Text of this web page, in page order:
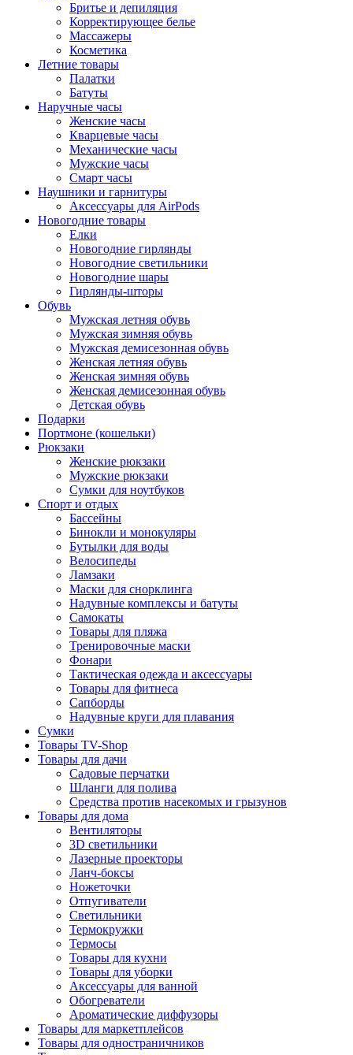
Бритье и депиляция
Корректирующее белье
Массажеры
Косметика
Летние товары
Палатки
Батуты
Наручные часы
Женские часы
Кварцевые часы
Механические часы
Мужские часы
Смарт часы
Наушники и гарнитуры
Аксессуары для AirPods
Новогодние товары
Елки
Новогодние гирлянды
Новогодние светильники
Новогодние шары
Гирлянды-шторы
Обувь
Мужская летняя обувь
Мужская зимняя обувь
Мужская демисезонная обувь
Женская летняя обувь
Женская зимняя обувь
Женская демисезонная обувь
Детская обувь
Подарки
Портмоне (кошельки)
Рюкзаки
Женские рюкзаки
Мужские рюкзаки
Сумки для ноутбуков
Спорт и отдых
Бассейны
Бинокли и монокуляры
Бутылки для воды
Велосипеды
Ламзаки
Маски для снорклинга
Надувные комплексы и батуты
Самокаты
Товары для пляжа
Тренировочные маски
Фонари
Тактическая одежда и аксессуары
Товары для фитнеса
Сапборды
Надувные круги для плавания
Сумки
Товары TV-Shop
Товары для дачи
Садовые перчатки
Шланги для полива
Средства против насекомых и грызунов
Товары для дома
Вентиляторы
3D светильники
Лазерные проекторы
Ланч-боксы
Ножеточки
Отпугиватели
Светильники
Термокружки
Термосы
Товары для кухни
Товары для уборки
Аксессуары для ванной
Обогреватели
Ароматические диффузоры
Товары для маркетплейсов
Товары для одностраничников